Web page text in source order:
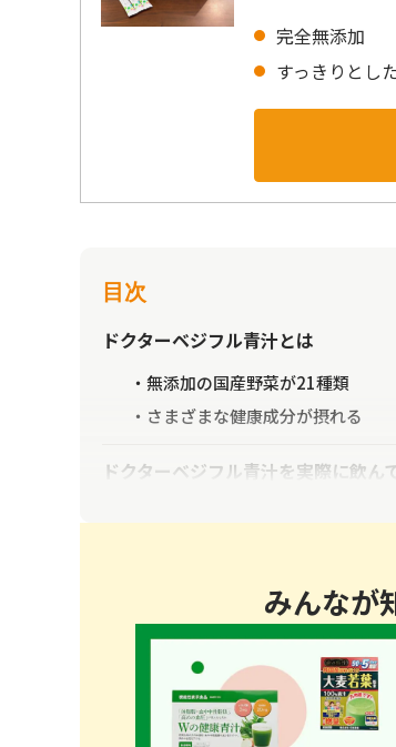
完全無添加
すっきりとし
目次
ドクターベジフル青汁とは
無添加の国産野菜が21種類
さまざまな健康成分が摂れる
ドクターベジフル青汁を実際に飲ん
アレンジした飲み方にも挑戦
ドクターベジフル青汁の口コミを検証
水に溶けにくく粉っぽさが残る
みんなが